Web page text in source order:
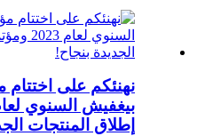
نهنئكم على اختتام
إطلاق المنتجات